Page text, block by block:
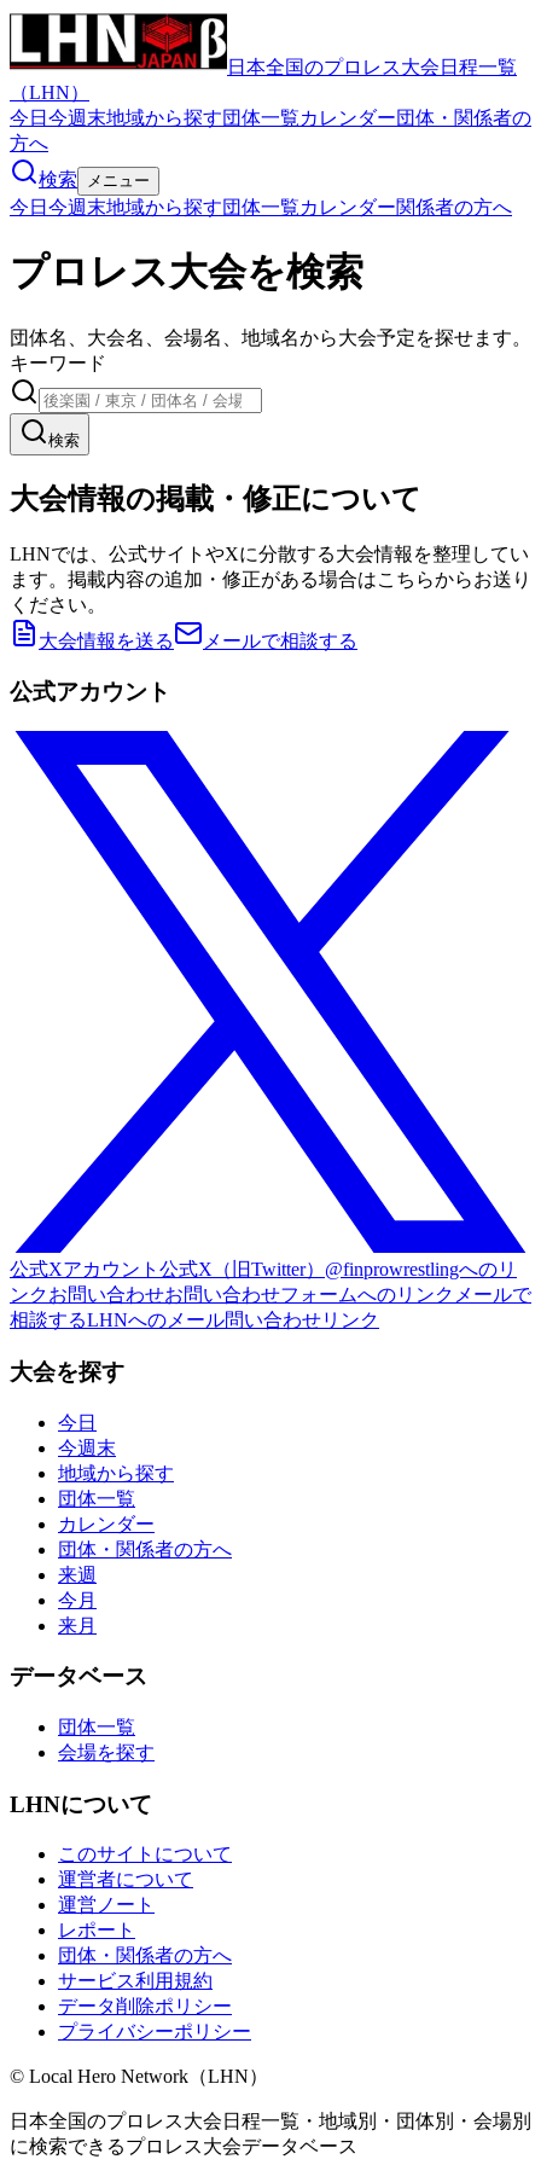
日本全国のプロレス大会日程一覧
（LHN）
今日 今週末地域から探す団体一覧カレンダー団体・関係者の
方へ
検索
メニュー
今日 今週末地域から探す団体一覧カレンダー関係者の方へ
プロレス大会を検索
団体名、大会名、会場名、地域名から大会予定を探せます。
キーワード
検索
大会情報の掲載・修正について
LHNでは、公式サイトやXに分散する大会情報を整理してい
ます。掲載内容の追加・修正がある場合はこちらからお送り
ください。
大会情報を送る
メールで相談する
公式アカウント
公式Xアカウント 公式X（旧Twitter）@finprowrestlingへのリ
ンクお問い合わせお問い合わせフォームへのリンク メールで
相談するLHNへのメール問い合わせリンク
大会を探す
今日
今週末
地域から探す
団体一覧
カレンダー
団体・関係者の方へ
来週
今月
来月
データベース
団体一覧
会場を探す
LHNについて
このサイトについて
運営者について
運営ノート
レポート
団体・関係者の方へ
サービス利用規約
データ削除ポリシー
プライバシーポリシー
© Local Hero Network（LHN）
日本全国のプロレス大会日程一覧・地域別・団体別・会場別
に検索できるプロレス大会データベース